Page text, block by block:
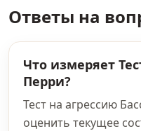
Ответы на
Что измеряет
Перри?
Тест на агрессию
оценить текущее